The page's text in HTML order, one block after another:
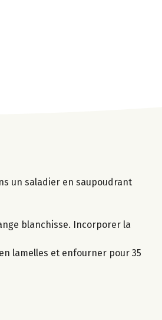
un saladier en saupoudrant
blanchisse. Incorporer la
lamelles et enfourner pour 35